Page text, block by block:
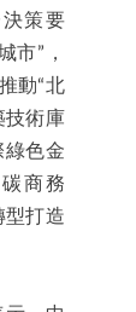
策要
市”，
動“北
技術庫
綠色金
商務
型打造